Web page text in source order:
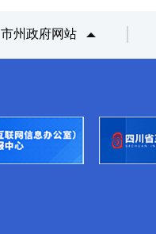
市州政府网站